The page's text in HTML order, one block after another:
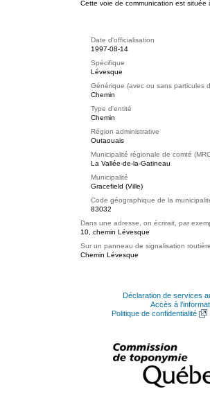
Cette voie de communication est située
Date d'officialisation
1997-08-14
Spécifique
Lévesque
Générique (avec ou sans particules
Chemin
Type d'entité
Chemin
Région administrative
Outaouais
Municipalité régionale de comté
La Vallée-de-la-Gatineau
Municipalité
Gracefield (Ville)
Code géographique de la
83032
Dans une adresse, on écrirait, par
10, chemin Lévesque
Sur un panneau de signalisation
Chemin Lévesque
Déclaration de services
Accès à
Politique de confidentialité